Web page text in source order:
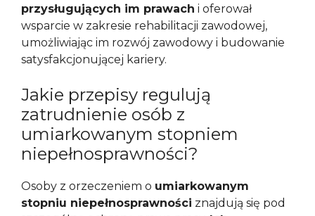
przysługujących im prawach i oferował
wsparcie w zakresie rehabilitacji zawodowej,
umożliwiając im rozwój zawodowy i budowanie
satysfakcjonującej kariery.
Jakie przepisy regulują
zatrudnienie osób z
umiarkowanym stopniem
niepełnosprawności?
Osoby z orzeczeniem o umiarkowanym
stopniu niepełnosprawności znajdują się pod